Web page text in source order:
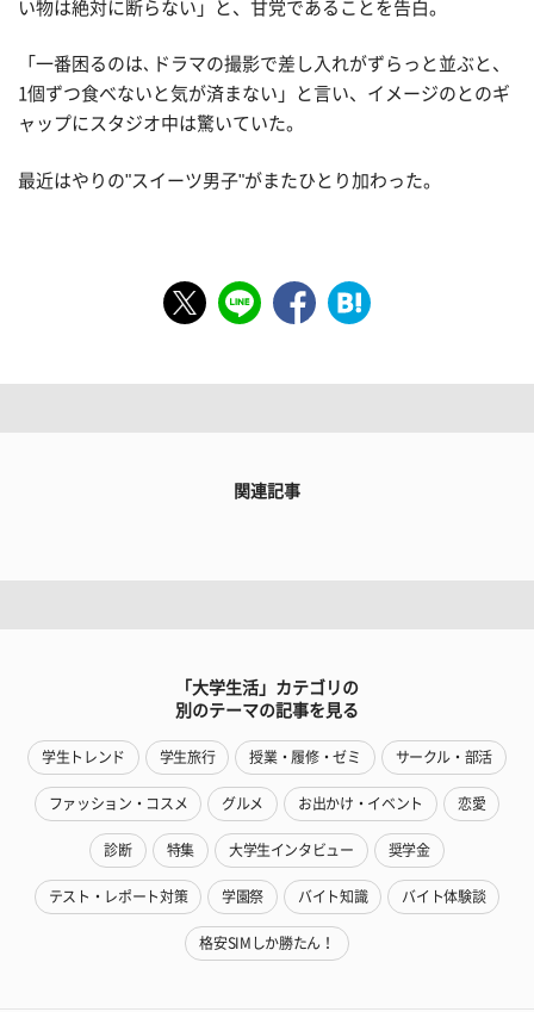
い物は絶対に断らない」と、甘党であることを告白。
「一番困るのは､ドラマの撮影で差し入れがずらっと並ぶと、
1個ずつ食べないと気が済まない」と言い、イメージのとのギ
ャップにスタジオ中は驚いていた。
最近はやりの"スイーツ男子"がまたひとり加わった。
関連記事
「大学生活」カテゴリの
別のテーマの記事を見る
学生トレンド 学生旅行 授業・履修・ゼミ サークル・部活
ファッション・コスメ グルメ お出かけ・イベント 恋愛
診断 特集 大学生インタビュー 奨学金
テスト・レポート対策 学園祭 バイト知識 バイト体験談
格安SIMしか勝たん！